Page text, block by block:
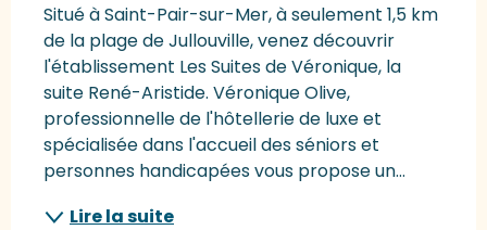
Situé à Saint-Pair-sur-Mer, à seulement 1,5 km
de la plage de Jullouville, venez découvrir
l'établissement Les Suites de Véronique, la
suite René-Aristide. Véronique Olive,
professionnelle de l'hôtellerie de luxe et
spécialisée dans l'accueil des séniors et
personnes handicapées vous propose un...
Lire la suite